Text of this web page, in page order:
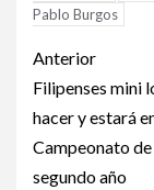
Pablo Burgos
Anterior
Filipenses mini
hacer y estará
Campeonato
segundo año